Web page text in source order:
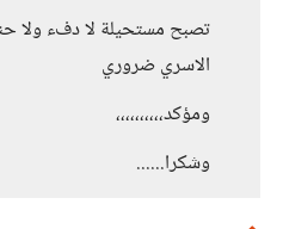
تصبح مستحيلة لا دفء ولا
الاسري ضروري
ومؤكد،،،،،،،،،،
وشكرا......